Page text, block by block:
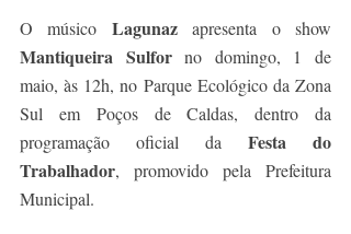
O músico Lagunaz
Mantiqueira Sulfor no domingo, 1 de
maio, às 12h, no Parque Ecológico da Zona
Sul em Poços de Caldas, dentro da
programação oficial da Festa do
Trabalhador, promovido pela Prefeitura
Municipal.